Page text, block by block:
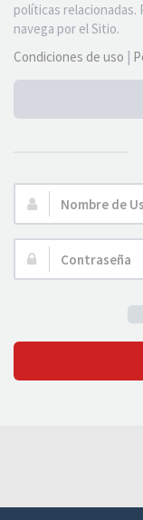
políticas relacionadas.
navega por el Sitio.
Condiciones de uso |
Nombre
de
Usuario:
Contraseña: